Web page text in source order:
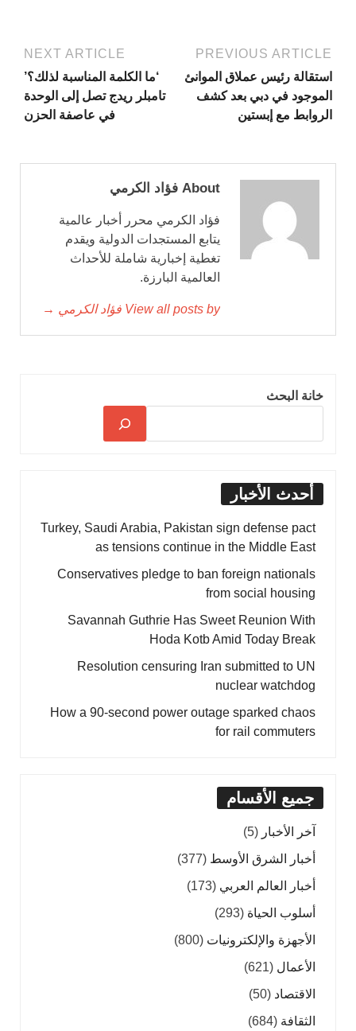
PREVIOUS ARTICLE
استقالة رئيس عملاق الموانئ
الموجود في دبي بعد كشف
الروابط مع إبستين
NEXT ARTICLE
‘ما الكلمة المناسبة لذلك؟’
تامبلر ريدج تصل إلى الوحدة
في عاصفة الحزن
About فؤاد الكرمي
فؤاد الكرمي محرر أخبار عالمية
يتابع المستجدات الدولية ويقدم
تغطية إخبارية شاملة للأحداث
العالمية البارزة.
View all posts by فؤاد الكرمي →
خانة البحث
أحدث الأخبار
Turkey, Saudi Arabia, Pakistan sign defense pact
as tensions continue in the Middle East
Conservatives pledge to ban foreign nationals
from social housing
Savannah Guthrie Has Sweet Reunion With
Hoda Kotb Amid Today Break
Resolution censuring Iran submitted to UN
nuclear watchdog
How a 90-second power outage sparked chaos
for rail commuters
جميع الأقسام
آخر الأخبار (5)
أخبار الشرق الأوسط (377)
أخبار العالم العربي (173)
أسلوب الحياة (293)
الأجهزة والإلكترونيات (800)
الأعمال (621)
الاقتصاد (50)
الثقافة (684)